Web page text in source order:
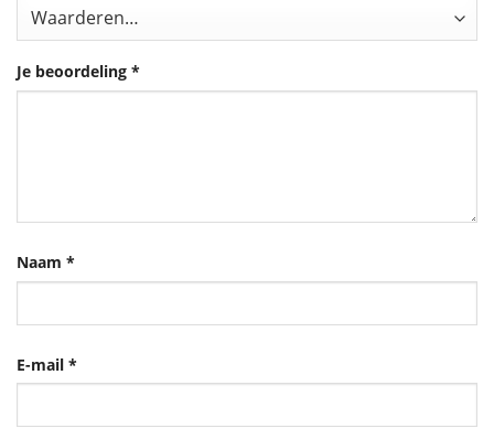
Je beoordeling *
Naam *
E-mail *